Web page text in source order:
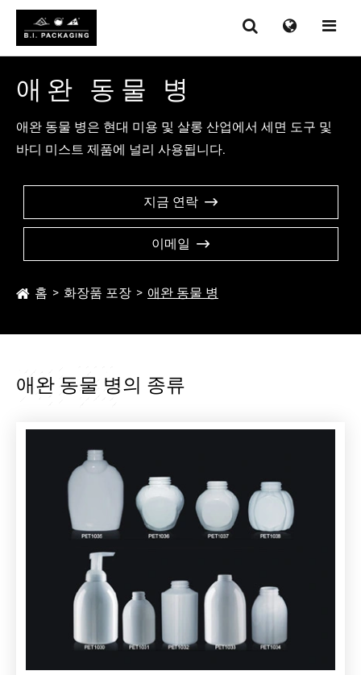
애완 동물 병
애완 동물 병은 현대 미용 및 살롱 산업에서 세면 도구 및
바디 미스트 제품에 널리 사용됩니다.
지금 연락 
이메일 
홈 화장품 포장 애완 동물 병
제품
애완 동물 병의 종류